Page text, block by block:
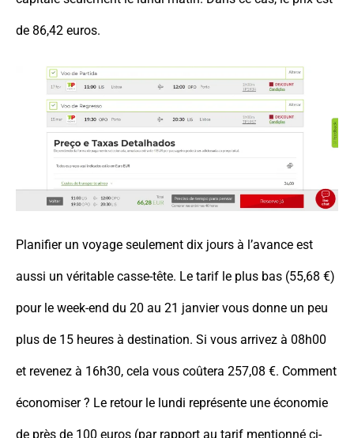
de 86,42 euros.
Planifier un voyage seulement dix jours à l’avance est
aussi un véritable casse-tête. Le tarif le plus bas (55,68 €)
pour le week-end du 20 au 21 janvier vous donne un peu
plus de 15 heures à destination. Si vous arrivez à 08h00
et revenez à 16h30, cela vous coûtera 257,08 €. Comment
économiser ? Le retour le lundi représente une économie
de près de 100 euros (par rapport au tarif mentionné ci-